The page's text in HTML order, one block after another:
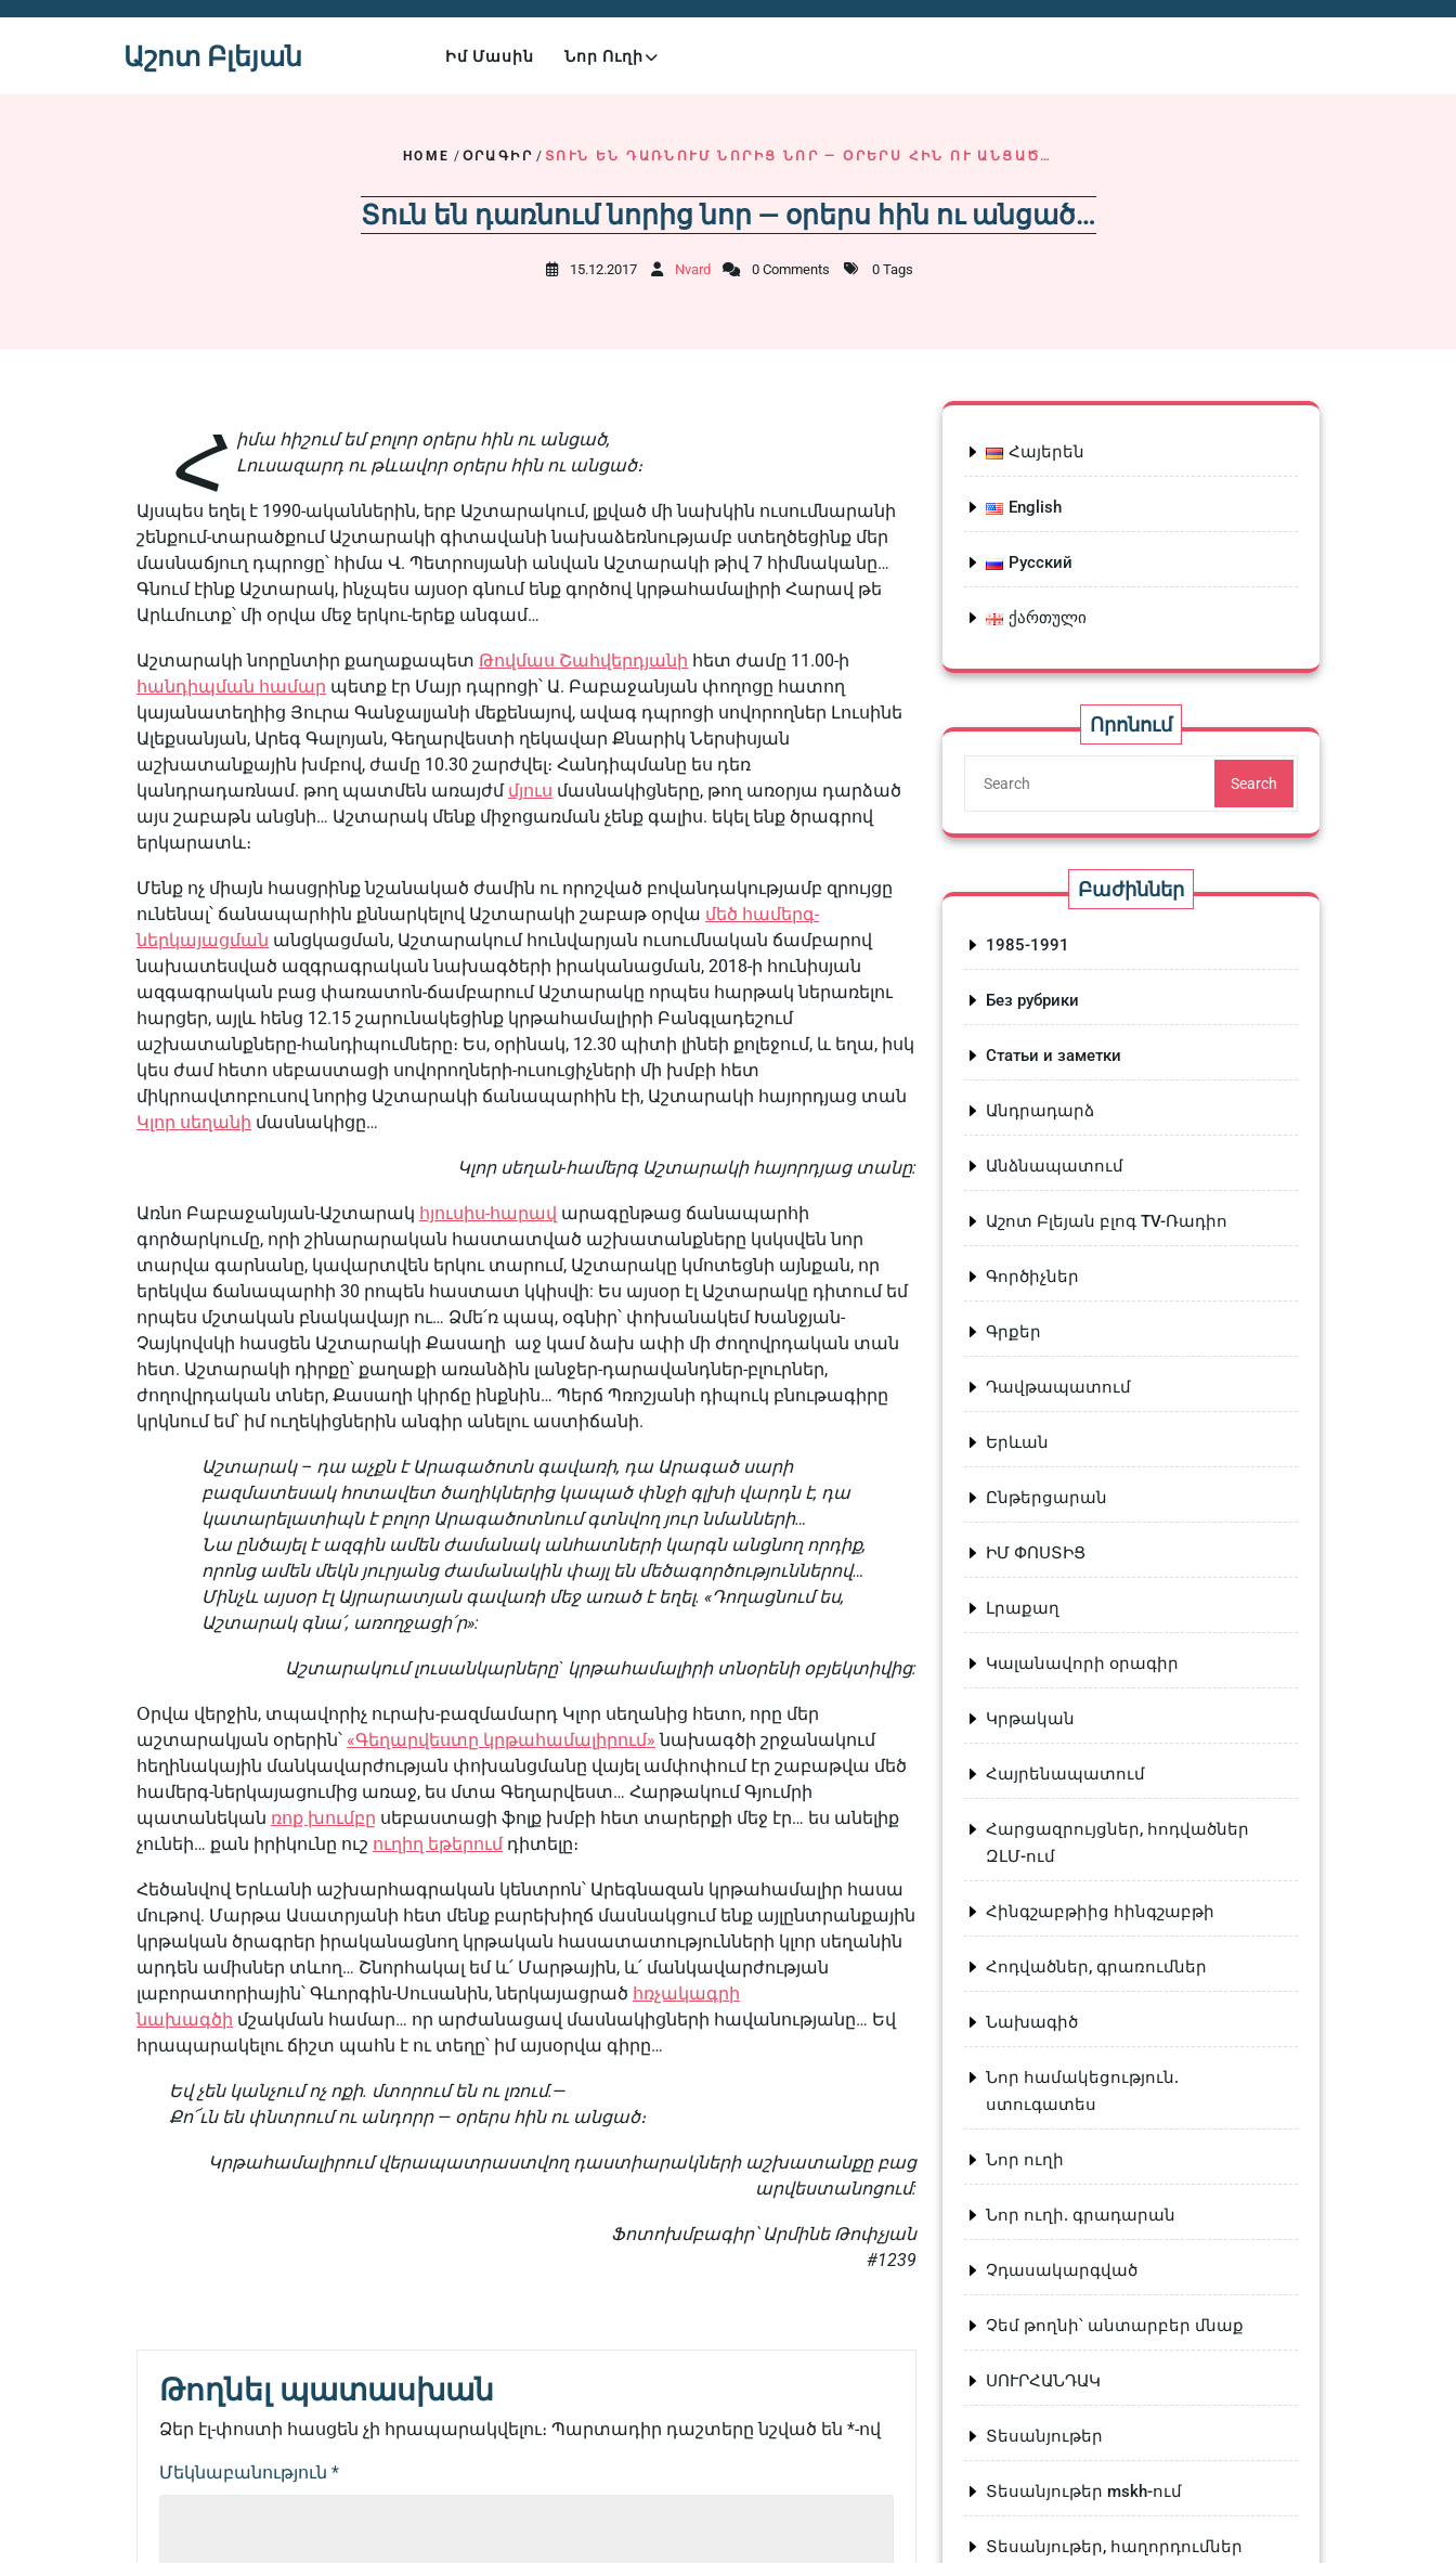
Աշոտ Բլեյան Իմ Մասին Նոր Ուղի
HOME / ՕՐԱԳԻՐ / ՏՈՒՆ ԵՆ ԴԱՌՆՈՒՄ ՆՈՐԻՑ ՆՈՐ — ՕՐԵՐՍ ՀԻՆ ՈՒ ԱՆՑԱԾ…
Տուն են դառնում նորից նոր — օրերս հին ու անցած…
15.12.2017 Nvard 0 Comments 0 Tags
Հ
իմա հիշում եմ բոլոր օրերս հին ու անցած,
Լուսազարդ ու թևավոր օրերս հին ու անցած։
Այսպես եղել է 1990-ականներին, երբ Աշտարակում, լքված մի նախկին ուսումնարանի
շենքում-տարածքում Աշտարակի գիտավանի նախաձեռնությամբ ստեղծեցինք մեր
մասնաճյուղ դպրոցը՝ հիմա Վ. Պետրոսյանի անվան Աշտարակի թիվ 7 հիմնականը…
Գնում էինք Աշտարակ, ինչպես այսօր գնում ենք գործով կրթահամալիրի Հարավ թե
Արևմուտք՝ մի օրվա մեջ երկու-երեք անգամ…
Աշտարակի նորընտիր քաղաքապետ Թովմաս Շահվերդյանի հետ ժամը 11.00-ի
հանդիպման համար պետք էր Մայր դպրոցի՝ Ա. Բաբաջանյան փողոցը հատող
կայանատեղիից Յուրա Գանջալյանի մեքենայով, ավագ դպրոցի սովորողներ Լուսինե
Ալեքսանյան, Արեգ Գալոյան, Գեղարվեստի ղեկավար Քնարիկ Ներսիսյան
աշխատանքային խմբով, ժամը 10.30 շարժվել։ Հանդիպմանը ես դեռ
կանդրադառնամ. թող պատմեն առայժմ մյուս մասնակիցները, թող առօրյա դարձած
այս շաբաթն անցնի… Աշտարակ մենք միջոցառման չենք գալիս. եկել ենք ծրագրով
երկարատև։
Մենք ոչ միայն հասցրինք նշանակած ժամին ու որոշված բովանդակությամբ զրույցը
ունենալ՝ ճանապարհին քննարկելով Աշտարակի շաբաթ օրվա մեծ համերգ-
ներկայացման անցկացման, Աշտարակում հունվարյան ուսումնական ճամբարով
նախատեսված ազգրագրական նախագծերի իրականացման, 2018-ի հունիսյան
ազգագրական բաց փառատոն-ճամբարում Աշտարակը որպես հարթակ ներառելու
հարցեր, այլև հենց 12.15 շարունակեցինք կրթահամալիրի Բանգլադեշում
աշխատանքները-հանդիպումները։ Ես, օրինակ, 12.30 պիտի լինեի քոլեջում, և եղա, իսկ
կես ժամ հետո սեբաստացի սովորողների-ուսուցիչների մի խմբի հետ
միկրոավտոբուսով նորից Աշտարակի ճանապարհին էի, Աշտարակի հայորդյաց տան
Կլոր սեղանի մասնակիցը…
Կլոր սեղան-համերգ Աշտարակի հայորդյաց տանը:
Առնո Բաբաջանյան-Աշտարակ հյուսիս-հարավ արագընթաց ճանապարհի
գործարկումը, որի շինարարական հաստատված աշխատանքները կսկսվեն նոր
տարվա գարնանը, կավարտվեն երկու տարում, Աշտարակը կմոտեցնի այնքան, որ
երեկվա ճանապարհի 30 րոպեն հաստատ կկիսվի: Ես այսօր էլ Աշտարակը դիտում եմ
որպես մշտական բնակավայր ու… Ձմե՛ռ պապ, օգնիր՝ փոխանակեմ Խանջյան-
Չայկովսկի հասցեն Աշտարակի Քասաղի աջ կամ ձախ ափի մի ժողովրդական տան
հետ. Աշտարակի դիրքը՝ քաղաքի առանձին լանջեր-դարավանդներ-բլուրներ,
ժողովրդական տներ, Քասաղի կիրճը ինքնին… Պերճ Պռոշյանի դիպուկ բնութագիրը
կրկնում եմ՝ իմ ուղեկիցներին անգիր անելու աստիճանի.
Աշտարակ – դա աչքն է Արագածոտն գավառի, դա Արագած սարի
բազմատեսակ հոտավետ ծաղիկներից կապած փնջի գլխի վարդն է, դա
կատարելատիպն է բոլոր Արագածոտնում գտնվող յուր նմանների…
Նա ընծայել է ազգին ամեն ժամանակ անհատների կարգն անցնող որդիք,
որոնց ամեն մեկն յուրյանց ժամանակին փայլ են մեծագործություններով…
Մինչև այսօր էլ Այրարատյան գավառի մեջ առած է եղել. «Դողացնում ես,
Աշտարակ գնա՛, առողջացի՛ր»:
Աշտարակում լուսանկարները` կրթահամալիրի տնօրենի օբյեկտիվից:
Օրվա վերջին, տպավորիչ ուրախ-բազմամարդ Կլոր սեղանից հետո, որը մեր
աշտարակյան օրերին՝ «Գեղարվեստը կրթահամալիրում» նախագծի շրջանակում
հեղինակային մանկավարժության փոխանցմանը վայել ամփոփում էր շաբաթվա մեծ
համերգ-ներկայացումից առաջ, ես մտա Գեղարվեստ… Հարթակում Գյումրի
պատանեկան ռոք խումբը սեբաստացի ֆոլք խմբի հետ տարերքի մեջ էր… ես անելիք
չունեի… քան իրիկունը ուշ ուղիղ եթերումդիտելը։
Հեծանվով Երևանի աշխարհագրական կենտրոն՝ Արեգնազան կրթահամալիր հասա
մութով. Մարթա Ասատրյանի հետ մենք բարեխիղճ մասնակցում ենք այլընտրանքային
կրթական ծրագրեր իրականացնող կրթական հասատատությունների կլոր սեղանին
արդեն ամիսներ տևող… Շնորհակալ եմ և՛ Մարթային, և՛ մանկավարժության
լաբորատորիային՝ Գևորգին-Սուսանին, ներկայացրած հռչակագրի
նախագծի մշակման համար… որ արժանացավ մասնակիցների հավանությանը… Եվ
հրապարակելու ճիշտ պահն է ու տեղը՝ իմ այսօրվա գիրը…
Եվ չեն կանչում ոչ ոքի. մտորում են ու լռում.—
Քո՜ւն են փնտրում ու անդորր — օրերս հին ու անցած։
Կրթահամալիրում վերապատրաստվող դաստիարակների աշխատանքը բաց
արվեստանոցում:
Ֆոտոխմբագիր՝ Արմինե Թոփչյան
#1239
Թողնել պատասխան
Ձեր էլ-փոստի հասցեն չի հրապարակվելու։ Պարտադիր դաշտերը նշված են *-ով
Մեկնաբանություն *
Հայերեն
English
Русский
ქართული
Որոնում
Search
Բաժիններ
1985-1991
Без рубрики
Статьи и заметки
Անդրադարձ
Անձնապատում
Աշոտ Բլեյան բլոգ TV-Ռադիո
Գործիչներ
Գրքեր
Դավթապատում
Երևան
Ընթերցարան
ԻՄ ՓՈՍՏԻՑ
Լրաքաղ
Կալանավորի օրագիր
Կրթական
Հայրենապատում
Հարցազրույցներ, հոդվածներ
ԶԼՄ-ում
Հինգշաբթիից հինգշաբթի
Հոդվածներ, գրառումներ
Նախագիծ
Նոր համակեցություն.
ստուգատես
Նոր ուղի
Նոր ուղի. գրադարան
Չդասակարգված
Չեմ թողնի՝ անտարբեր մնաք
ՍՈՒՐՀԱՆԴԱԿ
Տեսանյութեր
Տեսանյութեր mskh-ում
Տեսանյութեր, հաղորդումներ